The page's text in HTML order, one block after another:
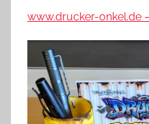
www.drucker-onkel.de